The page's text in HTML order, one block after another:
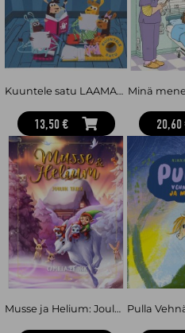
Kuuntele satu LAAMAT YÖKYLÄSSÄ -äänikirja 4-6 v
13,50 €
Minä
20,60
Musse ja Helium: Joulun taika